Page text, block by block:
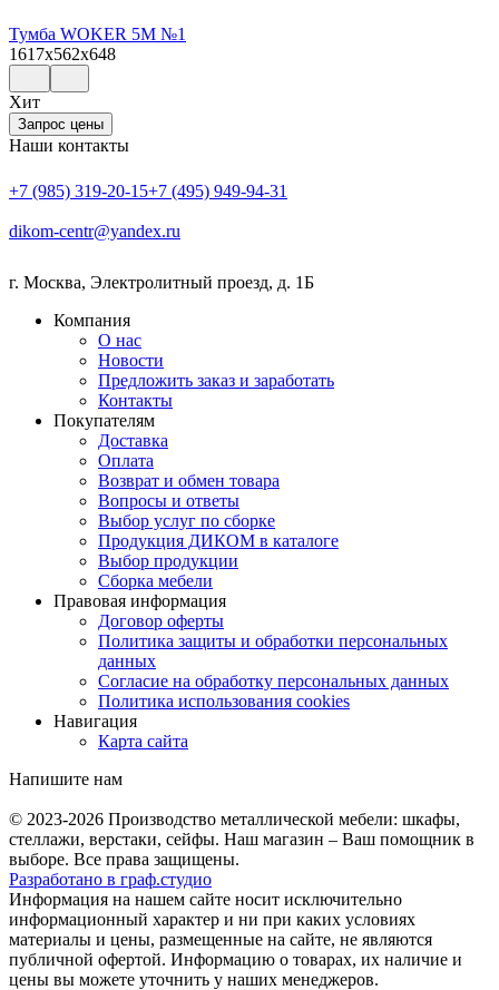
Тумба WOKER 5M №1
1617x562x648
Хит
Запрос цены
Наши контакты
+7 (985) 319-20-15+7 (495) 949-94-31
dikom-centr@yandex.ru
г. Москва, Электролитный проезд, д. 1Б
Компания
О нас
Новости
Предложить заказ и заработать
Контакты
Покупателям
Доставка
Оплата
Возврат и обмен товара
Вопросы и ответы
Выбор услуг по сборке
Продукция ДИКОМ в каталоге
Выбор продукции
Сборка мебели
Правовая информация
Договор оферты
Политика защиты и обработки персональных
данных
Согласие на обработку персональных данных
Политика использования cookies
Навигация
Карта сайта
Напишите нам
© 2023-2026 Производство металлической мебели: шкафы,
стеллажи, верстаки, сейфы. Наш магазин – Ваш помощник в
выборе. Все права защищены.
Разработано в граф.студио
Информация на нашем сайте носит исключительно
информационный характер и ни при каких условиях
материалы и цены, размещенные на сайте, не являются
публичной офертой. Информацию о товарах, их наличие и
цены вы можете уточнить у наших менеджеров.